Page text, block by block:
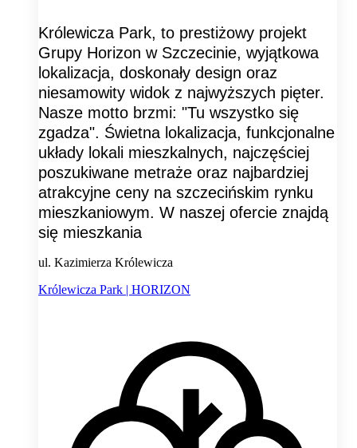
Królewicza Park, to prestiżowy projekt
Grupy Horizon w Szczecinie, wyjątkowa
lokalizacja, doskonały design oraz
niesamowity widok z najwyższych pięter.
Nasze motto brzmi: "Tu wszystko się
zgadza". Świetna lokalizacja, funkcjonalne
układy lokali mieszkalnych, najczęściej
poszukiwane metraże oraz najbardziej
atrakcyjne ceny na szczecińskim rynku
mieszkaniowym. W naszej ofercie znajdą
się mieszkania
ul. Kazimierza Królewicza
Królewicza Park | HORIZON